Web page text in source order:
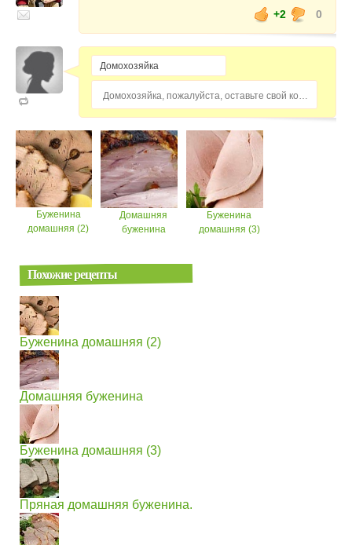
+2
0
Домохозяйка, пожалуйста, оставьте свой комментарий...
Буженина
домашняя (2)
Домашняя
буженина
Буженина
домашняя (3)
Похожие рецепты
Буженина домашняя (2)
Домашняя буженина
Буженина домашняя (3)
Пряная домашняя буженина.